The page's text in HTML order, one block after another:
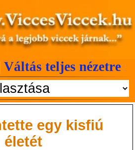
Váltás teljes nézetre
egy kisfiú
életét